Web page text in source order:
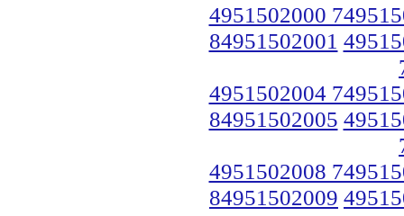
4951502000
84951502001
4951502004
84951502005
4951502008
84951502009